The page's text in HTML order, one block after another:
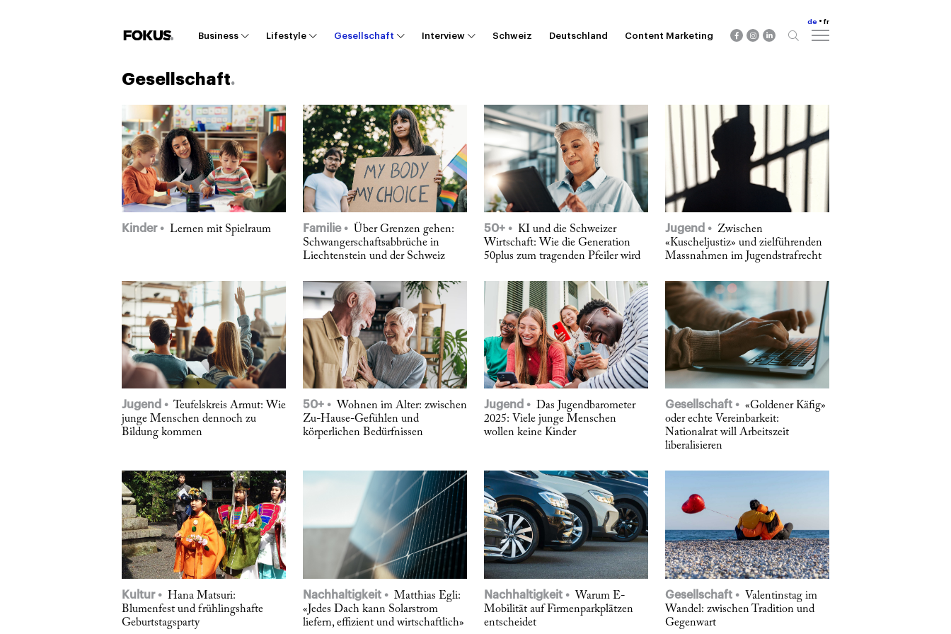
Business Lifestyle Gesellschaft Interview Schweiz Deutschland Content Marketing
de fr
Gesellschaft
Kinder Lernen mit Spielraum Familie
Über Grenzen gehen:
Schwangerschaftsabbrüche in
Liechtenstein und der Schweiz
50+
KI und die Schweizer
Wirtschaft: Wie die Generation
50plus zum tragenden Pfeiler wird
Jugend
Zwischen
«Kuscheljustiz» und zielführenden
Massnahmen im Jugendstrafrecht
Jugend
Teufelskreis Armut: Wie
junge Menschen dennoch zu
Bildung kommen
50+
Wohnen im Alter: zwischen
Zu-Hause-Gefühlen und
körperlichen Bedürfnissen
Jugend
Das Jugendbarometer
2025: Viele junge Menschen
wollen keine Kinder
Gesellschaft
«Goldener Käfig»
oder echte Vereinbarkeit:
Nationalrat will Arbeitszeit
liberalisieren
Kultur
Hana Matsuri:
Blumenfest und frühlingshafte
Geburtstagsparty
Nachhaltigkeit
Matthias Egli:
«Jedes Dach kann Solarstrom
liefern, effizient und wirtschaftlich»
Nachhaltigkeit
Warum E-
Mobilität auf Firmenparkplätzen
entscheidet
Gesellschaft
Valentinstag im
Wandel: zwischen Tradition und
Gegenwart